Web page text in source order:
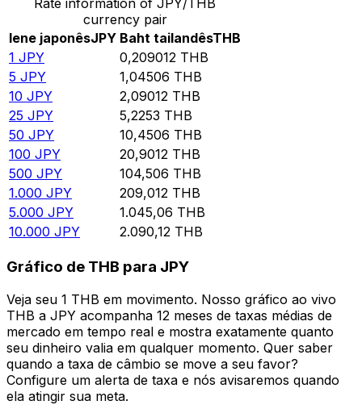
Rate information of JPY/THB
currency pair
Iene japonêsJPY Baht tailandêsTHB
1 JPY 0,209012 THB
5 JPY 1,04506 THB
10 JPY 2,09012 THB
25 JPY 5,2253 THB
50 JPY 10,4506 THB
100 JPY 20,9012 THB
500 JPY 104,506 THB
1.000 JPY 209,012 THB
5.000 JPY 1.045,06 THB
10.000 JPY 2.090,12 THB
Gráfico de THB para JPY
Veja seu 1 THB em movimento. Nosso gráfico ao vivo
THB a JPY acompanha 12 meses de taxas médias de
mercado em tempo real e mostra exatamente quanto
seu dinheiro valia em qualquer momento. Quer saber
quando a taxa de câmbio se move a seu favor?
Configure um alerta de taxa e nós avisaremos quando
ela atingir sua meta.